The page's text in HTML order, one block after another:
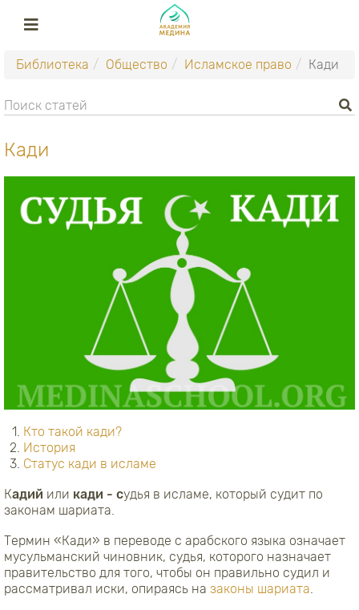
Библиотека Общество Исламское право Кади
Кади
Кто такой кади?
История
Статус кади в исламе
Кадий или кади - судья в исламе, который судит по
законам шариата.
Термин «Кади» в переводе с арабского языка означает
мусульманский чиновник, судья, которого назначает
правительство для того, чтобы он правильно судил и
рассматривал иски, опираясь на законы шариата